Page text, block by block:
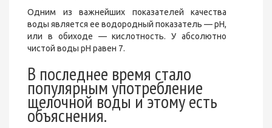
Одним из важнейших показателей качества
воды является ее водородный показатель — pH,
или в обиходе — кислотность. У абсолютно
чистой воды pH равен 7.
В последнее время стало
популярным употребление
щелочной воды и этому есть
объяснения.